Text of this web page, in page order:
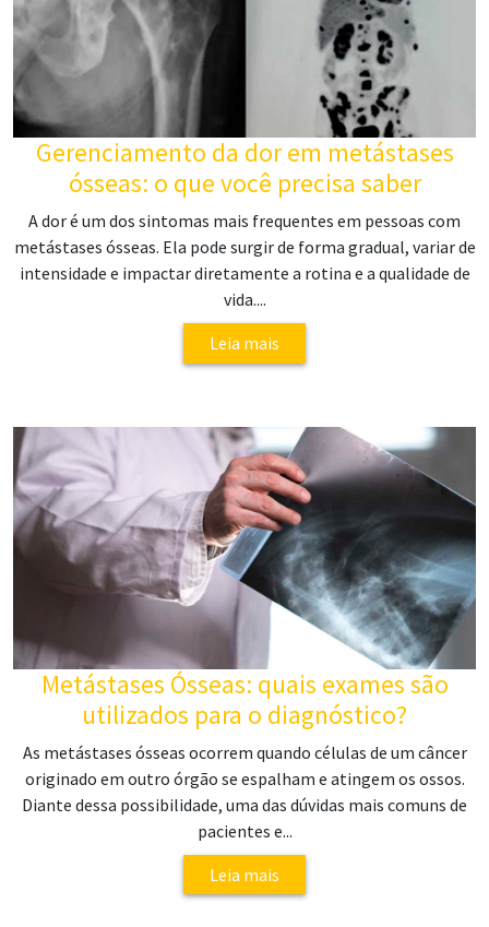
Gerenciamento da dor em metástases
ósseas: o que você precisa saber
A dor é um dos sintomas mais frequentes em pessoas com
metástases ósseas. Ela pode surgir de forma gradual, variar de
intensidade e impactar diretamente a rotina e a qualidade de
vida....
Leia mais
Metástases Ósseas: quais exames são
utilizados para o diagnóstico?
As metástases ósseas ocorrem quando células de um câncer
originado em outro órgão se espalham e atingem os ossos.
Diante dessa possibilidade, uma das dúvidas mais comuns de
pacientes e...
Leia mais